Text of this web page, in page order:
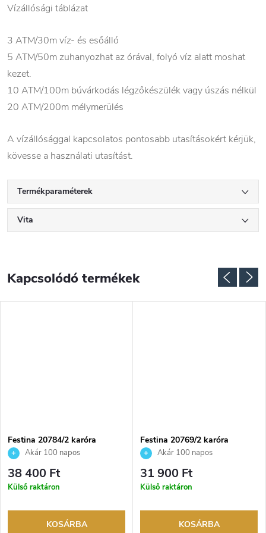
Vízállósági táblázat
3 ATM/30m víz- és esőálló
5 ATM/50m zuhanyozhat az órával, folyó víz alatt moshat
kezet.
10 ATM/100m búvárkodás légzőkészülék vagy úszás nélkül
20 ATM/200m mélymerülés
A vízállósággal kapcsolatos pontosabb utasításokért kérjük,
kövesse a használati utasítást.
Termékparaméterek
Vita
Kapcsolódó termékek
Festina 20784/2 karóra
Akár 100 napos
visszaküldési lehetőség. Hivatalos
márkakereskedő.
38 400 Ft
Külső raktáron
KOSÁRBA
Festina 20769/2 karóra
Akár 100 napos
visszaküldési lehetőség. Hivatalos
márkakereskedő.
31 900 Ft
Külső raktáron
KOSÁRBA